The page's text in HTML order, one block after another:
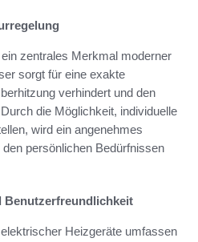
zentrales Merkmal moderner
sorgt für eine exakte
verhindert und den
die Möglichkeit, individuelle
wird ein angenehmes
persönlichen Bedürfnissen
Benutzerfreundlichkeit
elektrischer Heizgeräte umfassen